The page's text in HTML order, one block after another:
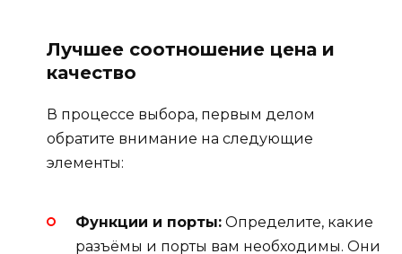
Лучшее соотношение цена и
качество
В процессе выбора, первым делом
обратите внимание на следующие
элементы:
Функции и порты: Определите, какие
разъёмы и порты вам необходимы. Они